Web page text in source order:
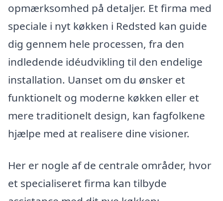
opmærksomhed på detaljer. Et firma med
speciale i nyt køkken i Redsted kan guide
dig gennem hele processen, fra den
indledende idéudvikling til den endelige
installation. Uanset om du ønsker et
funktionelt og moderne køkken eller et
mere traditionelt design, kan fagfolkene
hjælpe med at realisere dine visioner.
Her er nogle af de centrale områder, hvor
et specialiseret firma kan tilbyde